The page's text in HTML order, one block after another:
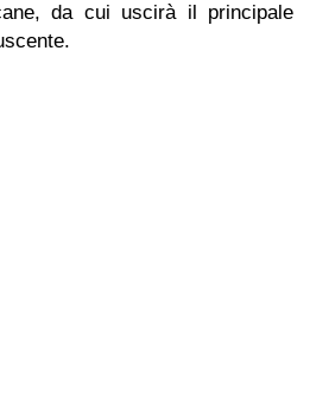
da cui uscirà il principale